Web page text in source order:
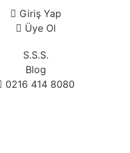
Giriş Yap
Üye Ol
S.S.S.
Blog
0216 414 8080